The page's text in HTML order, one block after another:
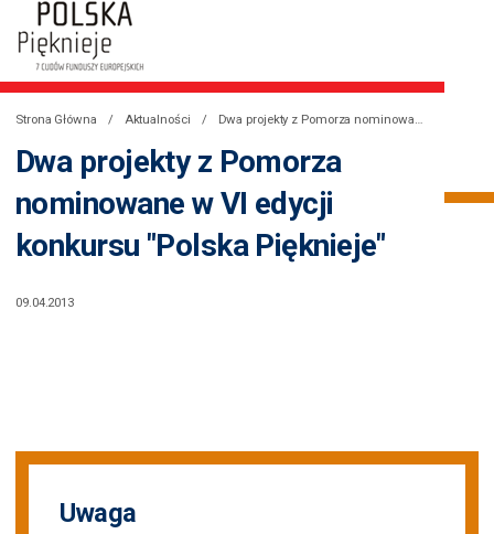
Strona Główna Aktualności Dwa projekty z Pomorza nominowane w VI edycji konkursu „Polska Pięknieje”
Dwa projekty z Pomorza
nominowane w VI edycji
konkursu "Polska Pięknieje"
09.04.2013
Uwaga